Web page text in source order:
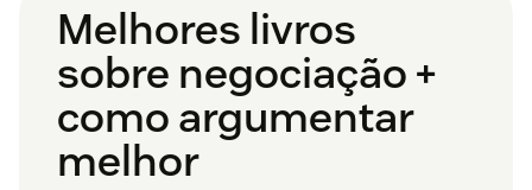
Melhores livros
sobre negociação +
como argumentar
melhor